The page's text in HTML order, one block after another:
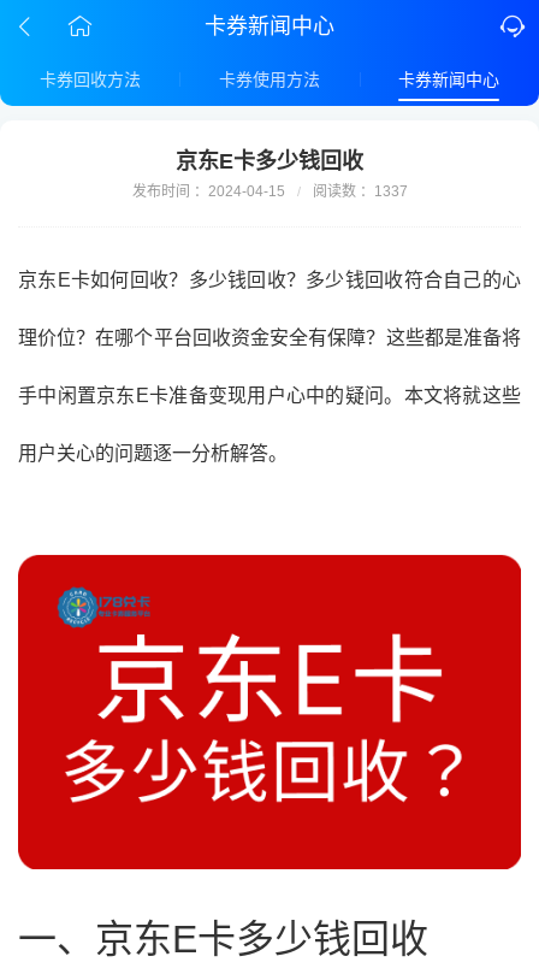
卡券新闻中心
卡券回收方法 卡券使用方法 卡券新闻中心
京东E卡多少钱回收
发布时间 ：2024-04-15 / 阅读数 ：1337
京东E卡如何回收？多少钱回收？多少钱回收符合自己的心
理价位？在哪个平台回收资金安全有保障？这些都是准备将
手中闲置京东E卡准备变现用户心中的疑问。本文将就这些
用户关心的问题逐一分析解答。
一、京东E卡多少钱回收